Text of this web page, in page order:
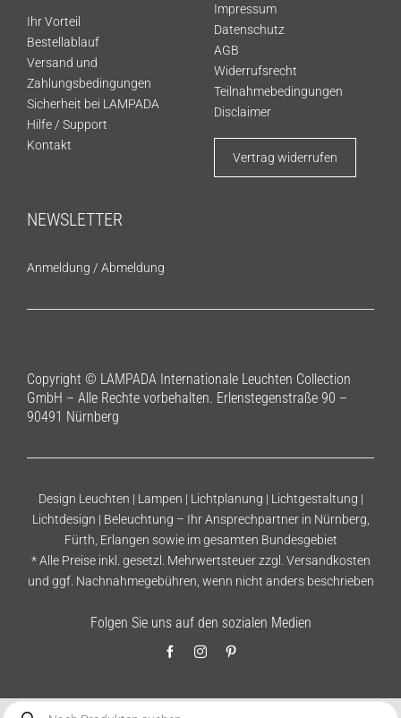
Ihr Vorteil
Bestellablauf
Versand und
Zahlungsbedingungen
Sicherheit bei LAMPADA
Hilfe / Support
Kontakt
Impressum
Datenschutz
AGB
Widerrufsrecht
Teilnahmebedingungen
Disclaimer
Vertrag widerrufen
NEWSLETTER
Anmeldung / Abmeldung
Copyright © LAMPADA Internationale Leuchten Collection
GmbH – Alle Rechte vorbehalten. Erlenstegenstraße 90 –
90491 Nürnberg
Design Leuchten | Lampen | Lichtplanung | Lichtgestaltung |
Lichtdesign | Beleuchtung – Ihr Ansprechpartner in Nürnberg,
Fürth, Erlangen sowie im gesamten Bundesgebiet
* Alle Preise inkl. gesetzl. Mehrwertsteuer zzgl. Versandkosten
und ggf. Nachnahmegebühren, wenn nicht anders beschrieben
Folgen Sie uns auf den sozialen Medien
Products